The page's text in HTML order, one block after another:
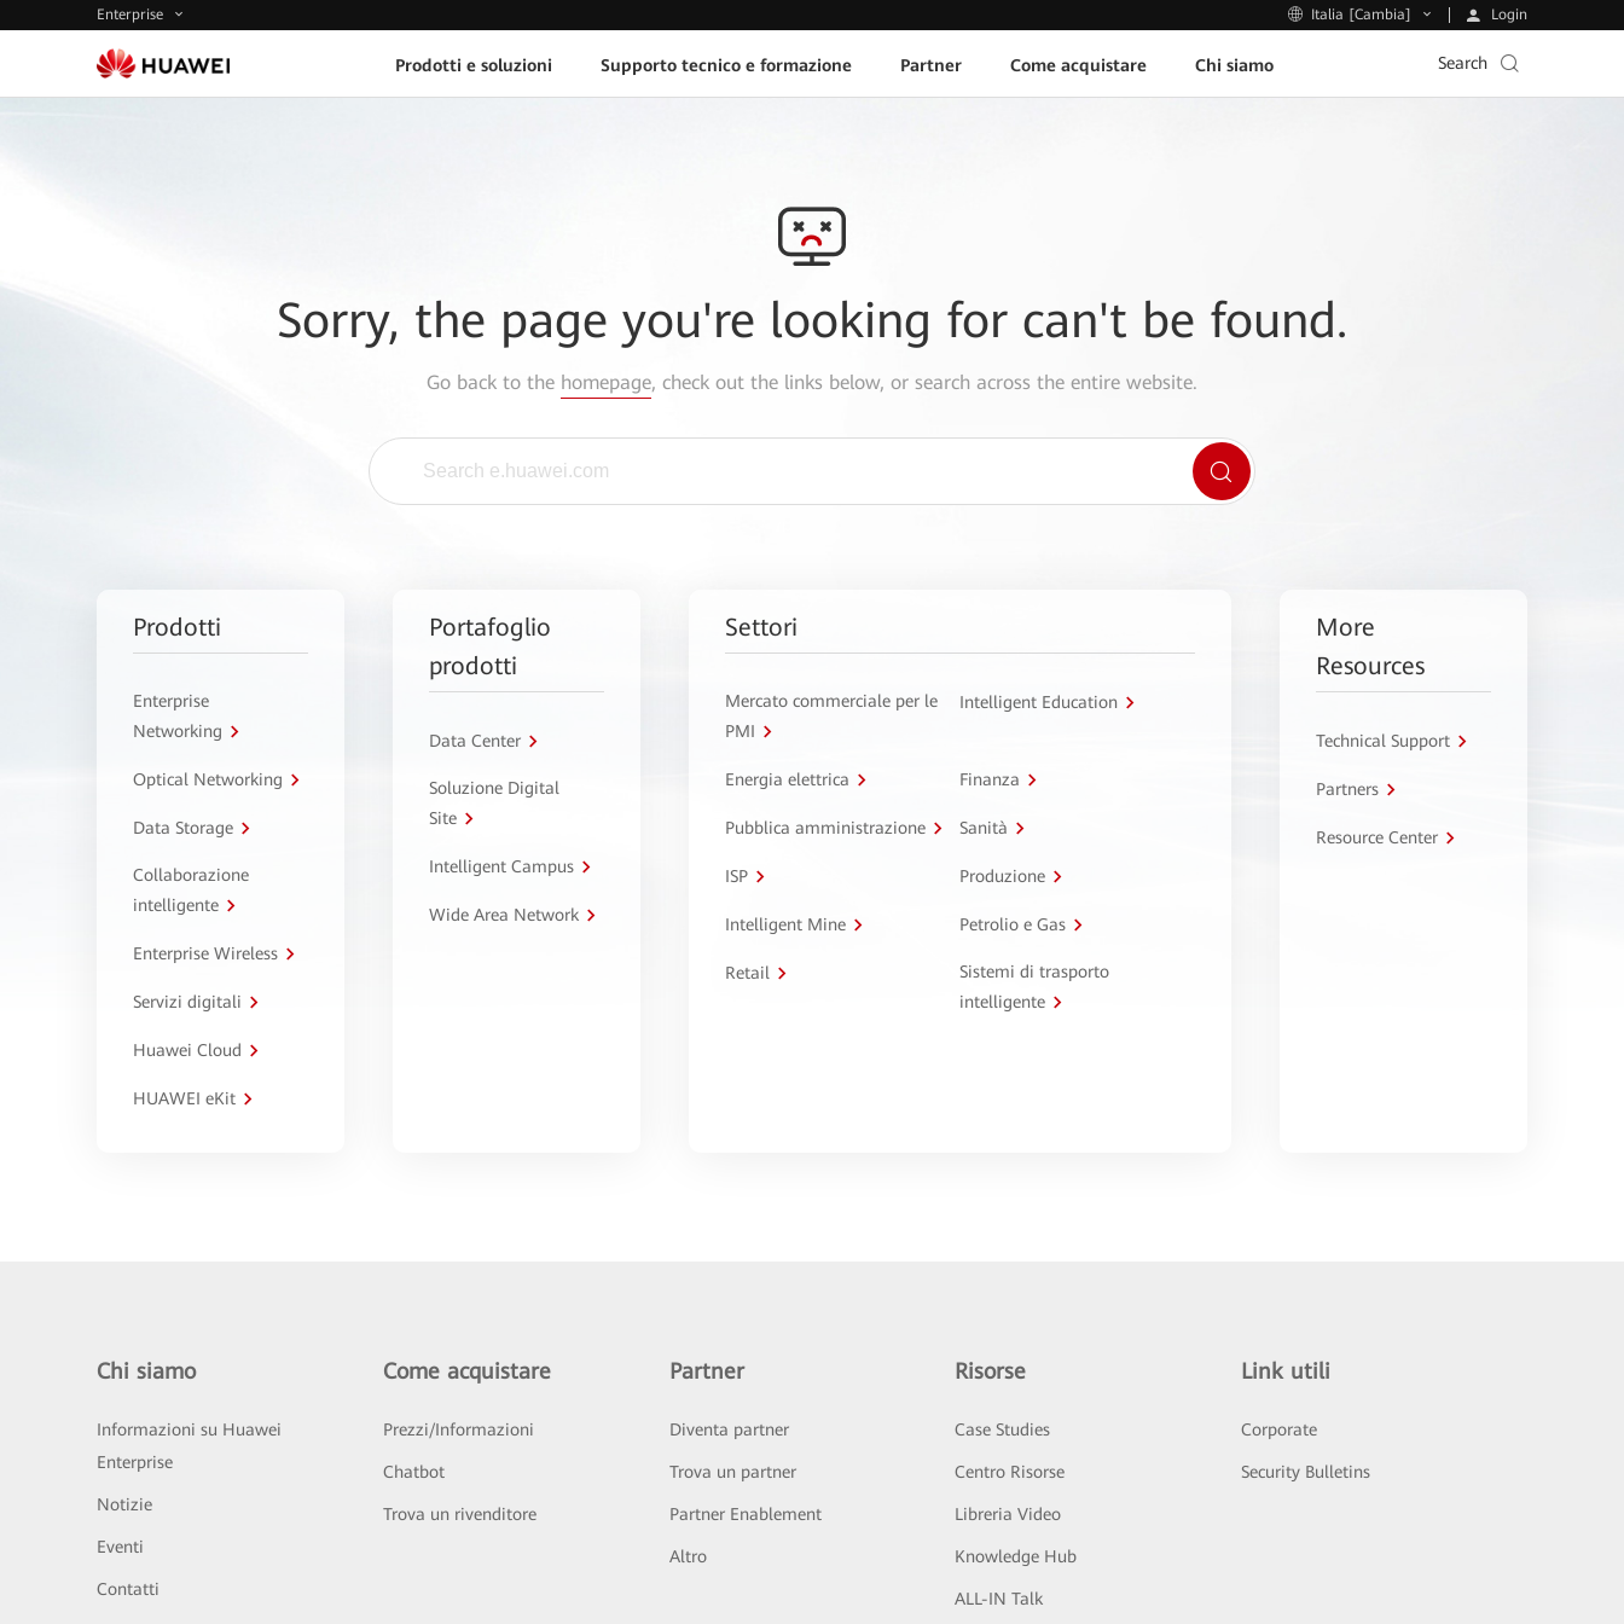
Enterprise Italia [Cambia] Login
Prodotti e soluzioni Supporto tecnico e formazione Partner Come acquistare Chi siamo Search
Sorry, the page you're looking for can't be found.
Go back to the homepage, check out the links below, or search across the entire website.
Prodotti
Enterprise
Networking
Optical Networking
Data Storage
Collaborazione
intelligente
Enterprise Wireless
Servizi digitali
Huawei Cloud
HUAWEI eKit
Portafoglio
prodotti
Data Center
Soluzione Digital
Site
Intelligent Campus
Wide Area Network
Settori
Mercato commerciale per le
PMI
Intelligent Education
Energia elettrica Finanza
Pubblica amministrazione Sanità
ISP Produzione
Intelligent Mine Petrolio e Gas
Retail
Sistemi di trasporto
intelligente
More
Resources
Technical Support
Partners
Resource Center
Chi siamo
Informazioni su Huawei
Enterprise
Notizie
Eventi
Contatti
Come acquistare
Prezzi/Informazioni
Chatbot
Trova un rivenditore
Partner
Diventa partner
Trova un partner
Partner Enablement
Altro
Risorse
Case Studies
Centro Risorse
Libreria Video
Knowledge Hub
ALL-IN Talk
Link utili
Corporate
Security Bulletins